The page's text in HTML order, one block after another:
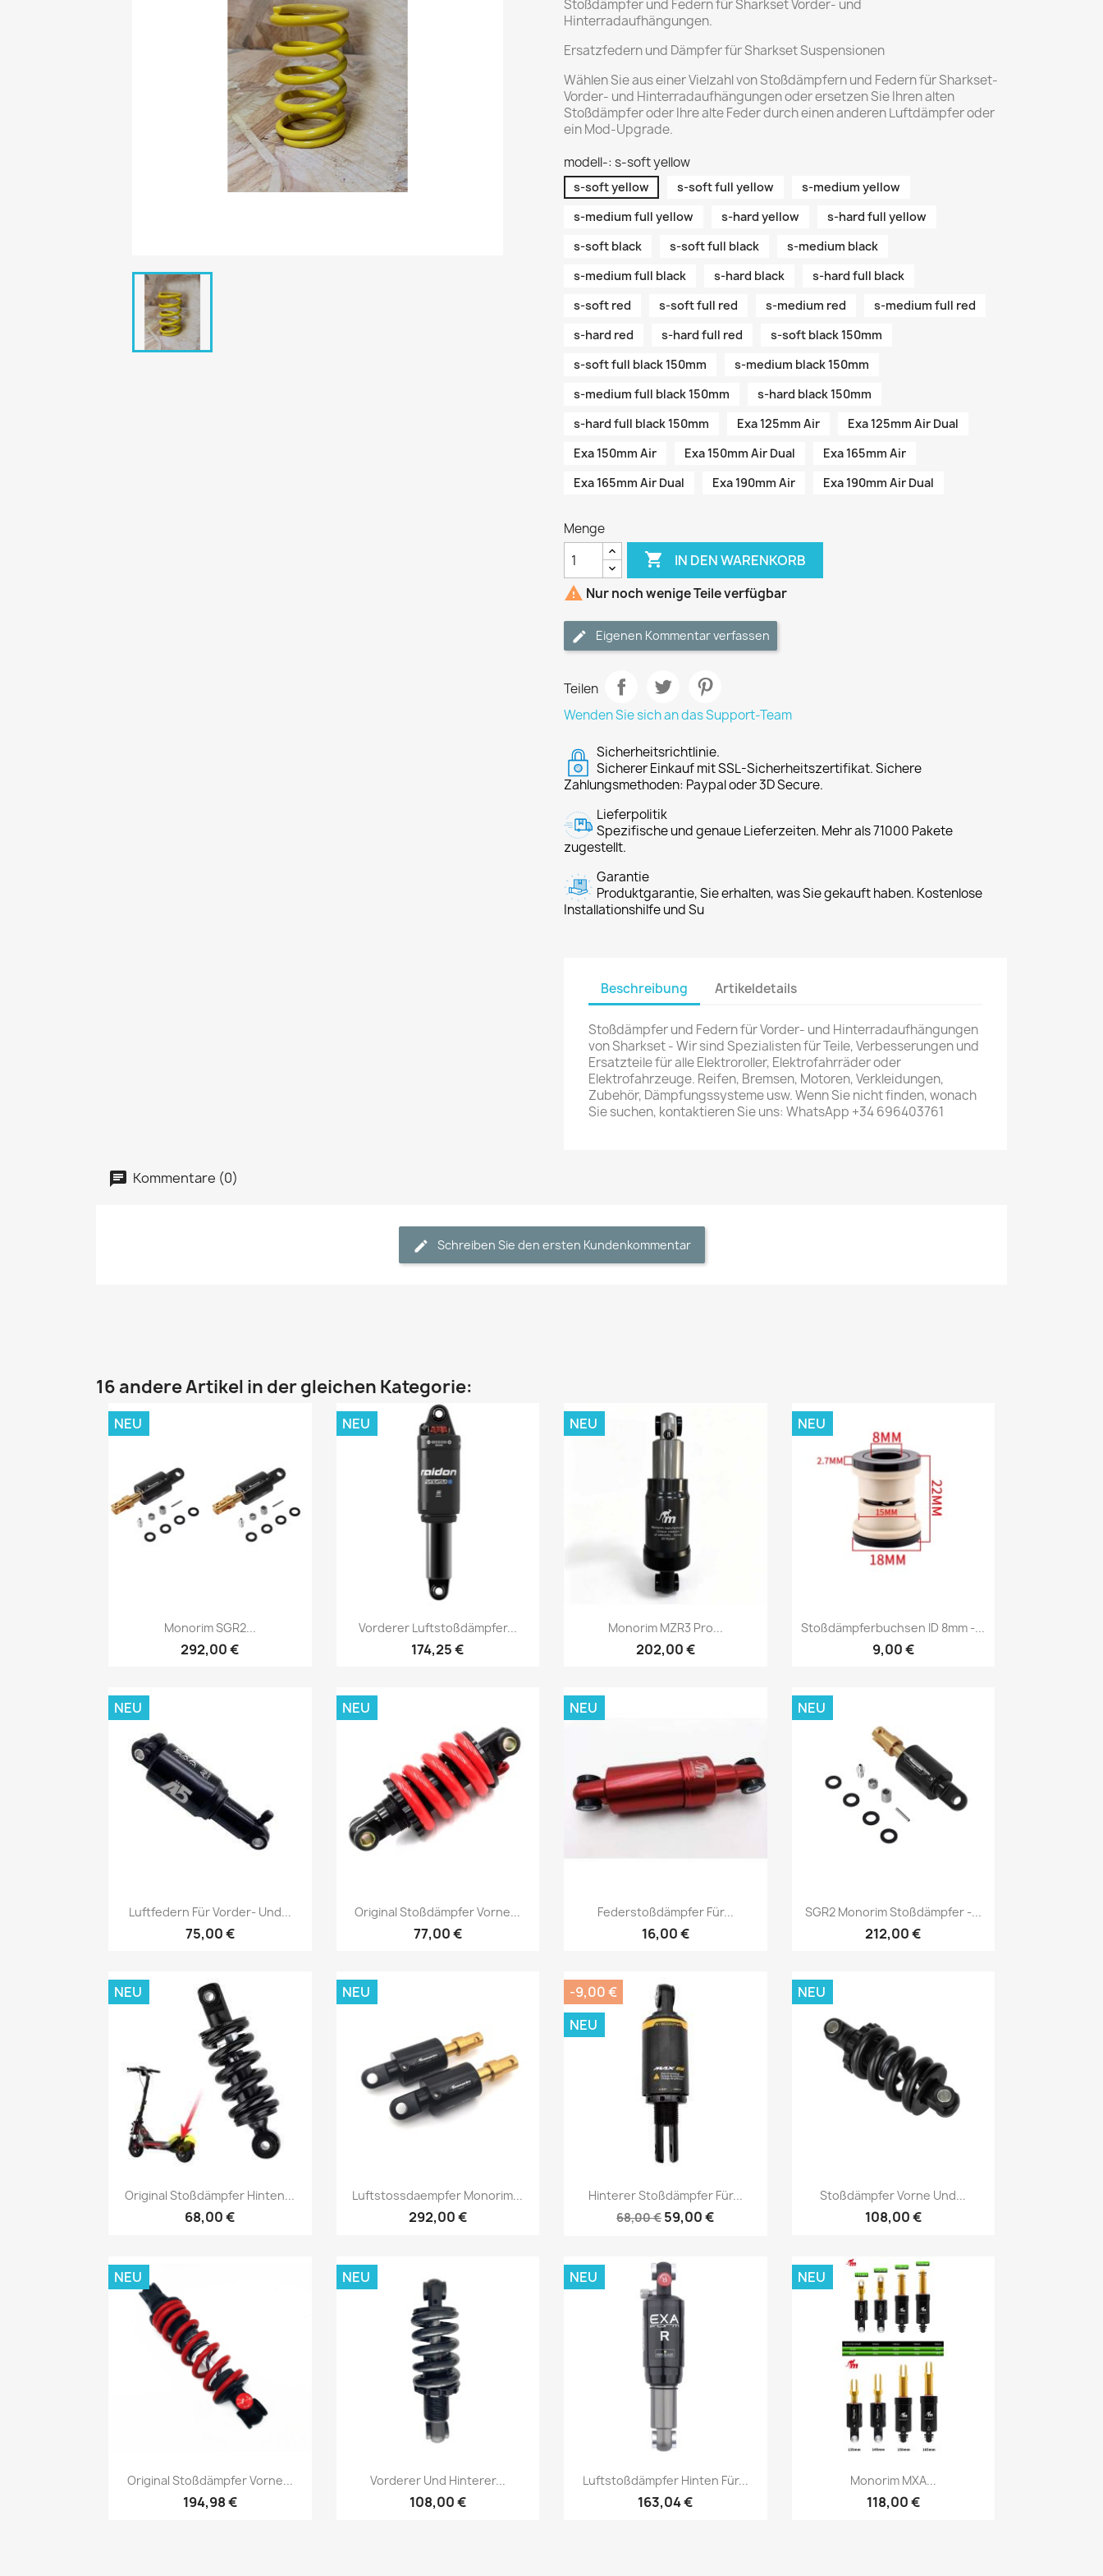
Stoßdämpfer und Federn für Sharkset Vorder- und
Hinterradaufhängungen.
Ersatzfedern und Dämpfer für Sharkset Suspensionen
Wählen Sie aus einer Vielzahl von Stoßdämpfern und Federn für Sharkset-
Vorder- und Hinterradaufhängungen oder ersetzen Sie Ihren alten
Stoßdämpfer oder Ihre alte Feder durch einen anderen Luftdämpfer oder
ein Mod-Upgrade.
modell-: s-soft yellow
s-soft yellow s-soft full yellow
s-medium yellow
s-medium full yellow
s-hard yellow
s-hard full yellow
s-soft black
s-soft full black
s-medium black
s-medium full black
s-hard black
s-hard full black
s-soft red
s-soft full red s-medium red
s-medium full red
s-hard red
s-hard full red
s-soft black 150mm
s-soft full black 150mm
s-medium black 150mm
s-medium full black 150mm
s-hard black 150mm
s-hard full black 150mm
Exa 125mm Air
Exa 125mm Air Dual
Exa 150mm Air
Exa 150mm Air Dual
Exa 165mm Air
Exa 165mm Air Dual
Exa 190mm Air Exa 190mm Air Dual
Menge
 IN DEN WARENKORB
 Nur noch wenige Teile verfügbar
Eigenen Kommentar verfassen
Teilen
Wenden Sie sich an das Support-Team
Sicherheitsrichtlinie.
Sicherer Einkauf mit SSL-Sicherheitszertifikat. Sichere
Zahlungsmethoden: Paypal oder 3D Secure.
Lieferpolitik
Spezifische und genaue Lieferzeiten. Mehr als 71000 Pakete
zugestellt.
Garantie
Produktgarantie, Sie erhalten, was Sie gekauft haben. Kostenlose
Installationshilfe und Su
Beschreibung Artikeldetails
Stoßdämpfer und Federn für Vorder- und Hinterradaufhängungen
von Sharkset - Wir sind Spezialisten für Teile, Verbesserungen und
Ersatzteile für alle Elektroroller, Elektrofahrräder oder
Elektrofahrzeuge. Reifen, Bremsen, Motoren, Verkleidungen,
Zubehör, Dämpfungssysteme usw. Wenn Sie nicht finden, wonach
Sie suchen, kontaktieren Sie uns: WhatsApp +34 696403761
Kommentare (0)
Schreiben Sie den ersten Kundenkommentar
16 andere Artikel in der gleichen Kategorie:
Vorschau
Monorim SGR2...
292,00 €
NEU
 Vorschau
Vorderer Luftstoßdämpfer...
174,25 €
NEU
Vorschau
Monorim MZR3 Pro...
202,00 €
NEU
Vorschau
Stoßdämpferbuchsen ID 8mm -...
9,00 €
NEU
Vorschau
Luftfedern Für Vorder- Und...
75,00 €
NEU
Vorschau
Original Stoßdämpfer Vorne...
77,00 €
NEU
Vorschau
Federstoßdämpfer Für...
16,00 €
NEU
Vorschau
SGR2 Monorim Stoßdämpfer -...
212,00 €
NEU
Vorschau
Original Stoßdämpfer Hinten...
68,00 €
NEU
Vorschau
Luftstossdaempfer Monorim...
292,00 €
NEU
Vorschau
Hinterer Stoßdämpfer Für...
68,00 €59,00 €
-9,00 €
NEU
Vorschau
Stoßdämpfer Vorne Und...
108,00 €
NEU
Vorschau
Original Stoßdämpfer Vorne...
194,98 €
NEU
Vorschau
Vorderer Und Hinterer...
108,00 €
NEU
Vorschau
Luftstoßdämpfer Hinten Für...
163,04 €
NEU
Vorschau
Monorim MXA...
118,00 €
NEU